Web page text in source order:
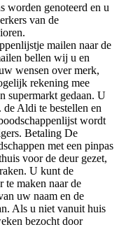
worden genoteerd en u
van de
mailen naar de
bellen wij u en
wensen over merk,
rekening mee
supermarkt gedaan. U
Aldi te bestellen en
wordt
Betaling De
met een pinpas
voor de deur gezet,
U kunt de
te maken naar de
uw naam en de
Als u niet vanuit huis
bezocht door